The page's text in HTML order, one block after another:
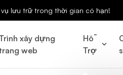
lưu trữ trong thời gian có hạn!
xây dựng
web
Hỗ
Trợ